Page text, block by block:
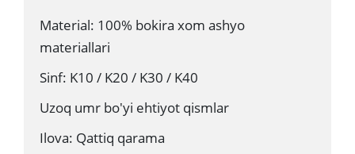
e
b
o
t
Material: 100% bokira xom ashyo
materiallari
Sinf: K10 / K20 / K30 / K40
Uzoq umr bo'yi ehtiyot qismlar
Ilova: Qattiq qarama